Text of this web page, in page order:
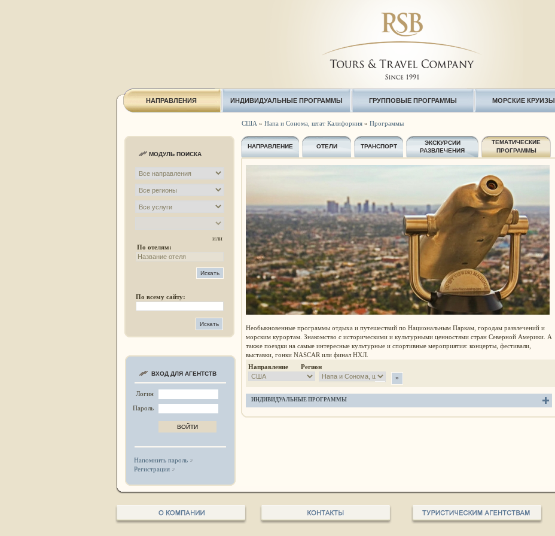
НАПРАВЛЕНИЯ ИНДИВИДУАЛЬНЫЕ ПРОГРАММЫ ГРУППОВЫЕ ПРОГРАММЫ МОРСКИЕ КРУИЗЫ
МОДУЛЬ ПОИСКА
или
По отелям:
По всему сайту:
ВХОД ДЛЯ АГЕНТСТВ
Логин
Пароль
Напомнить пароль
Регистрация
США » Напа и Сонома, штат Калифорния» Программы
НАПРАВЛЕНИЕ ОТЕЛИ ТРАНСПОРТ
ЭКСКУРСИИ
РАЗВЛЕЧЕНИЯ
ТЕМАТИЧЕСКИЕ
ПРОГРАММЫ
Необыкновенные программы отдыха и путешествий по Национальным Паркам, городам развлечений и
морским курортам. Знакомство с историческими и культурными ценностями стран Северной Америки. А
также поездки на самые интересные культурные и спортивные мероприятия: концерты, фестивали,
выставки, гонки NASCAR или финал НХЛ.
Направление Регион
ИНДИВИДУАЛЬНЫЕ ПРОГРАММЫ